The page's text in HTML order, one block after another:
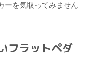
ーを気取ってみません
フラットペダ